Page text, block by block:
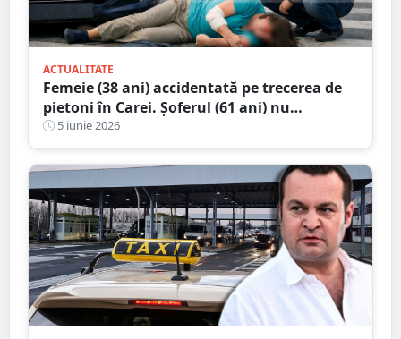
ACTUALITATE
Femeie (38 ani) accidentată pe trecerea de
pietoni în Carei. Șoferul (61 ani) nu
consumase alcool
5 iunie 2026